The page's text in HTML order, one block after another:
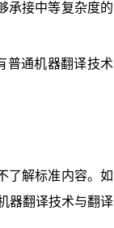
承接中等复杂度的
普通机器翻译技术
了解标准内容。如
器翻译技术与翻译